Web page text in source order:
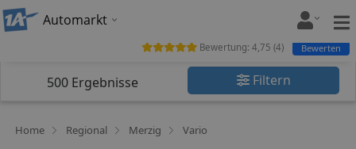
Automarkt
500 Ergebnisse Filtern
Home Regional Merzig Vario
Bewertung: 4,75 (4) Bewerten